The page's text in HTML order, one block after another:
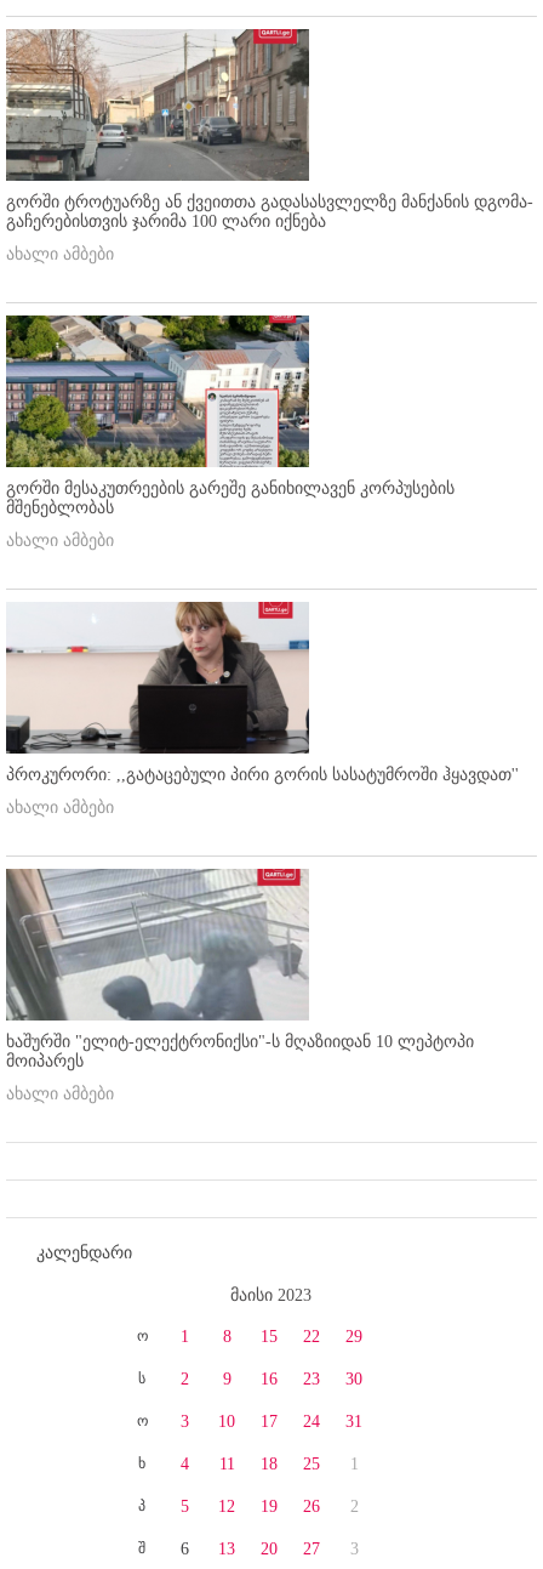
გორში ტროტუარზე ან ქვეითთა გადასასვლელზე მანქანის დგომა-
გაჩერებისთვის ჯარიმა 100 ლარი იქნება
ახალი ამბები
გორში მესაკუთრეების გარეშე განიხილავენ კორპუსების
მშენებლობას
ახალი ამბები
პროკურორი: ,,გატაცებული პირი გორის სასატუმროში ჰყავდათ''
ახალი ამბები
ხაშურში "ელიტ-ელექტრონიქსი"-ს მღაზიიდან 10 ლეპტოპი
მოიპარეს
ახალი ამბები
კალენდარი
მაისი 2023
ო
ს
ო
ხ
პ
შ
1
2
3
4
5
6
8
9
10
11
12
13
15
16
17
18
19
20
22
23
24
25
26
27
29
30
31
1
2
3